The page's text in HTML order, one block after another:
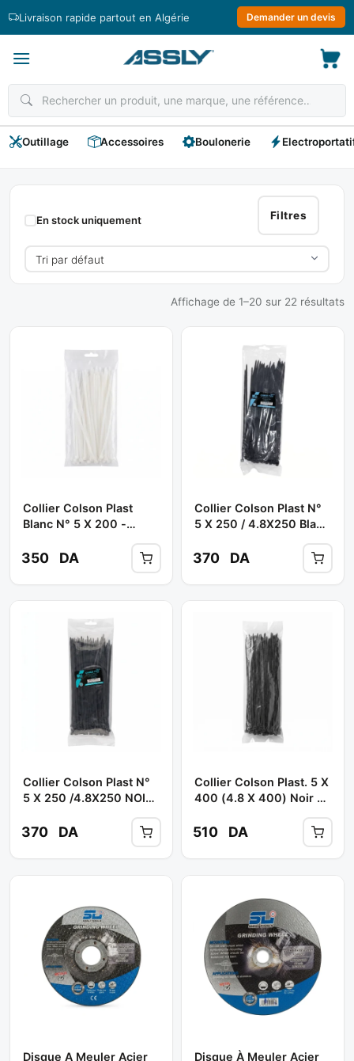
Livraison rapide partout en Algérie Demander un devis
Outillage Accessoires Boulonerie
TOOLS
ABDO
Filtres
En stock uniquement
Affichage de 1–20 sur 22 résultats
Collier Colson Plast
Blanc N° 5 X 200 -
TOOLS
350 DA
Collier Colson Plast N°
5 X 250 / 4.8X250 Blanc
370 DA
Collier Colson Plast N°
5 X 250 /4.8X250 NOIR
370 DA
Collier Colson Plast. 5 X
400 (4.8 X 400) Noir **
510 DA
Disque A Meuler Acier
Disque À Meuler Acier